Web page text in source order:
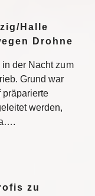
Halle
Drohne
der Nacht zum
Grund war
präparierte
werden,
zu